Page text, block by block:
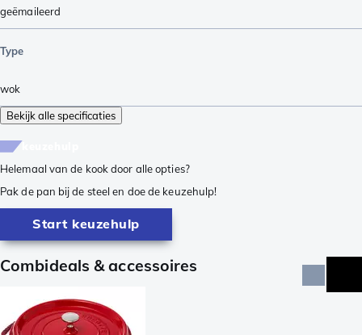
geëmaileerd
Type
wok
Bekijk alle specificaties
Helemaal van de kook door alle opties?
Pak de pan bij de steel en doe de keuzehulp!
Start keuzehulp
Combideals & accessoires